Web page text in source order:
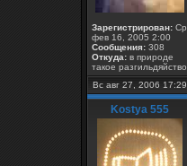
Зарегистрирован: Ср
фев 16, 2005 2:00
Сообщения: 308
Откуда: в природе
такое разгильдяйство
Вс авг 27, 2006 17:29
Kostya 555